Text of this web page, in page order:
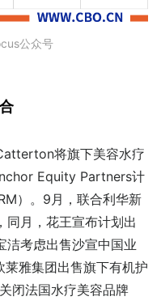
公众号
将旗下美容水疗
Equity Partners计
）。9月，联合利华新
同月，花王宣布计划出
洁考虑出售沙宣中国业
雅集团出售旗下有机护
闭法国水疗美容品牌